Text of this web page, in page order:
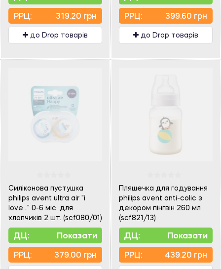
PPЦ: 319.20 грн
до Drop товарів
PPЦ: 399.60 грн
до Drop товарів
Силіконова пустушка
philips avent ultra air "i
love…" 0-6 міс. для
хлопчиків 2 шт. (scf080/01)
ДЦ: Показати
PPЦ: 379.00 грн
Пляшечка для годування
philips avent anti-colic з
декором пінгвін 260 мл
(scf821/13)
ДЦ: Показати
PPЦ: 439.20 грн